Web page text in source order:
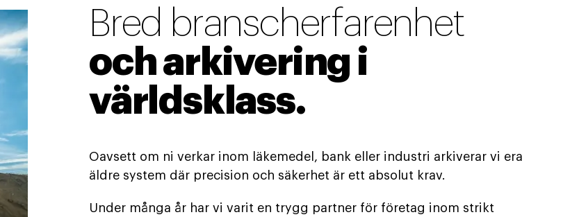
Bred branscherfarenhet
och arkivering i
världsklass.
Oavsett om ni verkar inom läkemedel, bank eller industri arkiverar vi era
äldre system där precision och säkerhet är ett absolut krav.
Under många år har vi varit en trygg partner för företag inom strikt